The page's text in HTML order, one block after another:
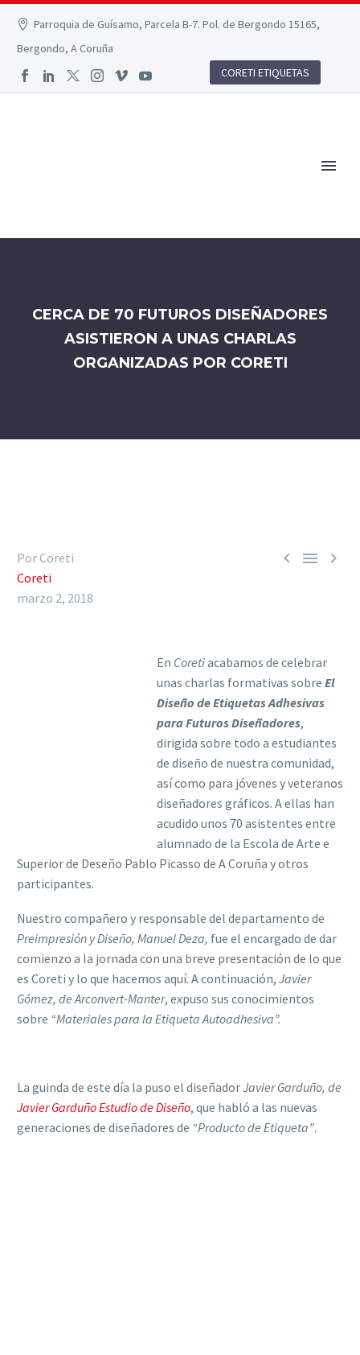
Parroquia de Guísamo, Parcela B-7. Pol. de Bergondo 15165,
Bergondo, A Coruña
CORETI ETIQUETAS
CERCA DE 70 FUTUROS DISEÑADORES
ASISTIERON A UNAS CHARLAS
ORGANIZADAS POR CORETI
  
Por Coreti
Coreti
marzo 2, 2018
En Coretiacabamos de celebrar
unas charlas formativas sobre El
Diseño de Etiquetas Adhesivas
para Futuros Diseñadores,
dirigida sobre todo a estudiantes
de diseño de nuestra comunidad,
así como para jóvenes y veteranos
diseñadores gráficos. A ellas han
acudido unos 70 asistentes entre
alumnado de la Escola de Arte e
Superior de Deseño Pablo Picasso de A Coruña y otros
participantes.
Nuestro compañero y responsable del departamento de
Preimpresión y Diseño, Manuel Deza, fue el encargado de dar
comienzo a la jornada con una breve presentación de lo que
es Coreti y lo que hacemos aquí. A continuación, Javier
Gómez, de Arconvert-Manter, expuso sus conocimientos
sobre “Materiales para la Etiqueta Autoadhesiva”.
La guinda de este día la puso el diseñadorJavier Garduño, de
Javier Garduño Estudio de Diseño, que habló a las nuevas
generaciones de diseñadores de “Producto de Etiqueta”.